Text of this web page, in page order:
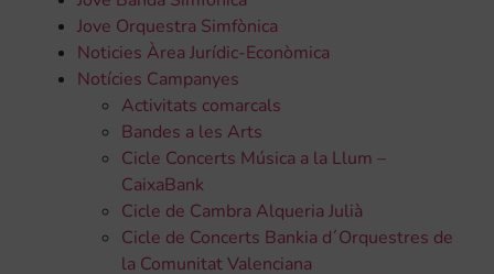
Jove Orquestra Simfònica
Noticies Àrea Jurídic-Econòmica
Notícies Campanyes
Activitats comarcals
Bandes a les Arts
Cicle Concerts Música a la Llum –
CaixaBank
Cicle de Cambra Alqueria Julià
Cicle de Concerts Bankia d´Orquestres de
la Comunitat Valenciana